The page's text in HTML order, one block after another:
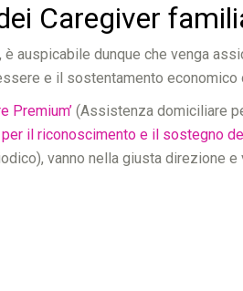
Caregiver
dunque che venga
e il sostentamento
Premium’ (Assistenza domiciliare
per il riconoscimento e il sostegno
vanno nella giusta direzione